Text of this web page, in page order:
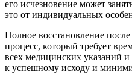
его исчезновение может
это от индивидуальных
Полное восстановление
процесс, который требует
всех медицинских указаний
к успешному исходу и